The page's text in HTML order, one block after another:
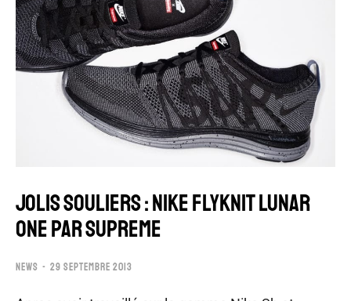
JOLIS SOULIERS : NIKE FLYKNIT LUNAR
ONE PAR SUPREME
NEWS 29 SEPTEMBRE 2013